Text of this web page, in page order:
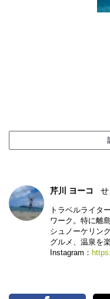
芹川 ヨーコ
トラベルライタ
ワーク。特に離
シュノーケリン
グルメ、温泉を
Instagram：